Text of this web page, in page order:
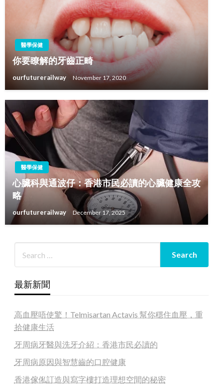
醫學保健
你要瞭解的牙齒正畸
ourfuturerailway November 17, 2020
醫學保健
心臟科與通波仔：香港市民必讀的心臟健康全攻
略
ourfuturerailway December 17, 2025
最新新聞
高血壓唔使驚！Telmisartan Actavis 幫你穩住血壓，重
拾健康生活
牙周病牙醫與洗牙介紹：香港市民必讀的
牙周病原因與智慧齒的口腔健康
香港傢俬訂造與寫字樓打造理想空間的秘密